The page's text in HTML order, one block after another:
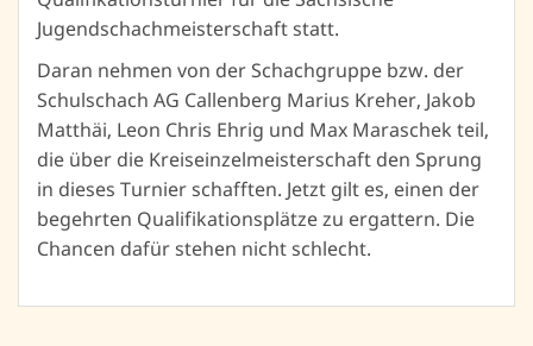
Jugendschachmeisterschaft statt.
Daran nehmen von der Schachgruppe bzw. der
Schulschach AG Callenberg Marius Kreher, Jakob
Matthäi, Leon Chris Ehrig und Max Maraschek teil,
die über die Kreiseinzelmeisterschaft den Sprung
in dieses Turnier schafften. Jetzt gilt es, einen der
begehrten Qualifikationsplätze zu ergattern. Die
Chancen dafür stehen nicht schlecht.